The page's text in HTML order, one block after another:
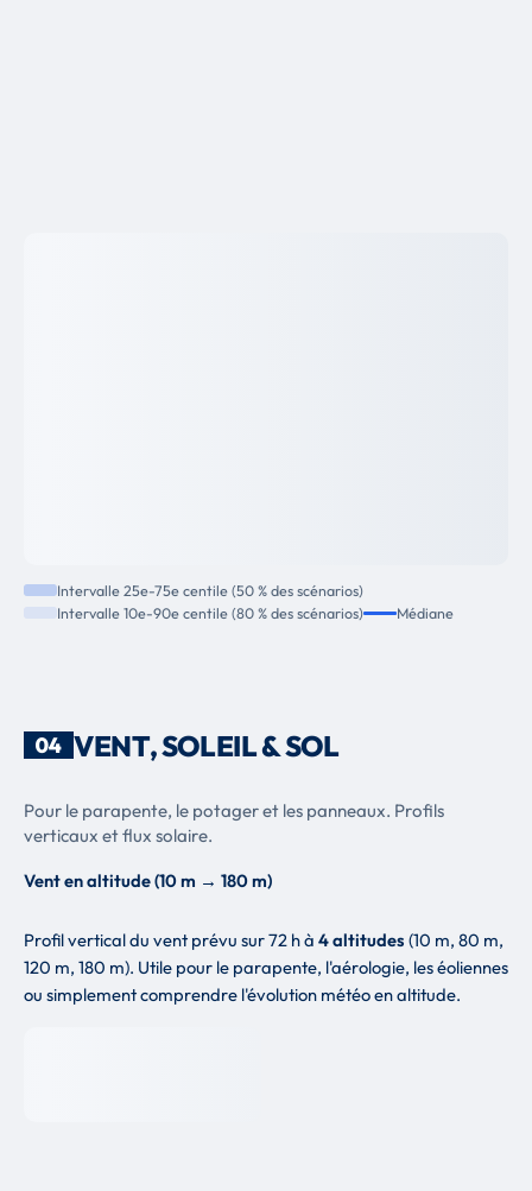
Intervalle 25e-75e centile (50 % des scénarios)
Intervalle 10e-90e centile (80 % des scénarios)
Médiane
04 VENT, SOLEIL & SOL
Pour le parapente, le potager et les panneaux. Profils
verticaux et flux solaire.
Vent en altitude (10 m → 180 m)
Profil vertical du vent prévu sur 72 h à 4 altitudes (10 m, 80 m,
120 m, 180 m). Utile pour le parapente, l'aérologie, les éoliennes
ou simplement comprendre l'évolution météo en altitude.